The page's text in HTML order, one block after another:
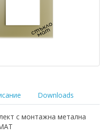
Downloads
с монтажна метална